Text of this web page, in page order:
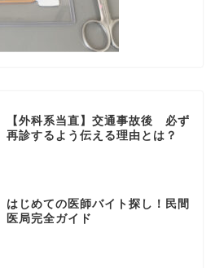
【外科系当直】交通事故後 必ず
再診するよう伝える理由とは？
はじめての医師バイト探し！民間
医局完全ガイド